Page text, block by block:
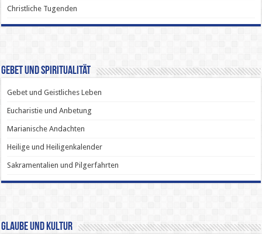
Christliche Tugenden
Gebet und Spiritualität
Gebet und Geistliches Leben
Eucharistie und Anbetung
Marianische Andachten
Heilige und Heiligenkalender
Sakramentalien und Pilgerfahrten
Glaube und Kultur